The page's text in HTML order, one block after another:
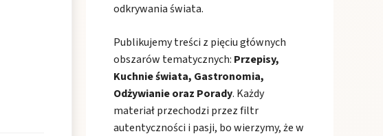
odkrywania świata.
Publikujemy treści z pięciu głównych
obszarów tematycznych: Przepisy,
Kuchnie świata, Gastronomia,
Odżywianie oraz Porady. Każdy
materiał przechodzi przez filtr
autentyczności i pasji, bo wierzymy, że w